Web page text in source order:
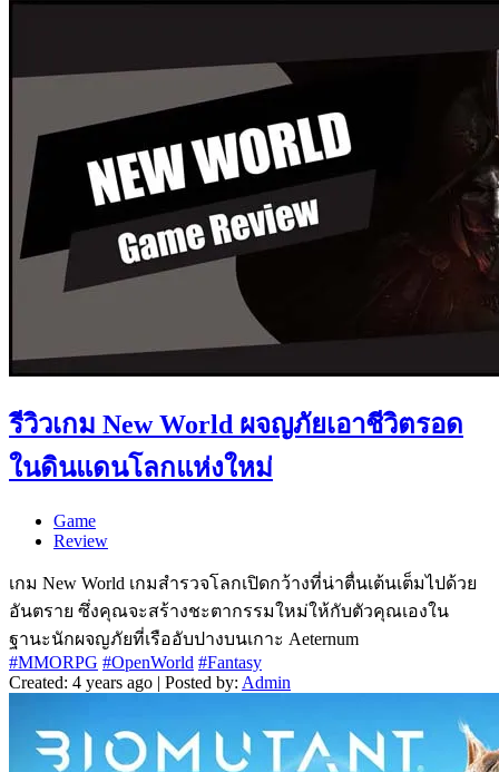
รีวิวเกม New World ผจญภัยเอาชีวิตรอด
ในดินแดนโลกแห่งใหม่
Game
Review
เกม New World เกมสำรวจโลกเปิดกว้างที่น่าตื่นเต้นเต็มไปด้วย
อันตราย ซึ่งคุณจะสร้างชะตากรรมใหม่ให้กับตัวคุณเองใน
ฐานะนักผจญภัยที่เรืออับปางบนเกาะ Aeternum
#MMORPG #OpenWorld #Fantasy
Created: 4 years ago | Posted by: Admin